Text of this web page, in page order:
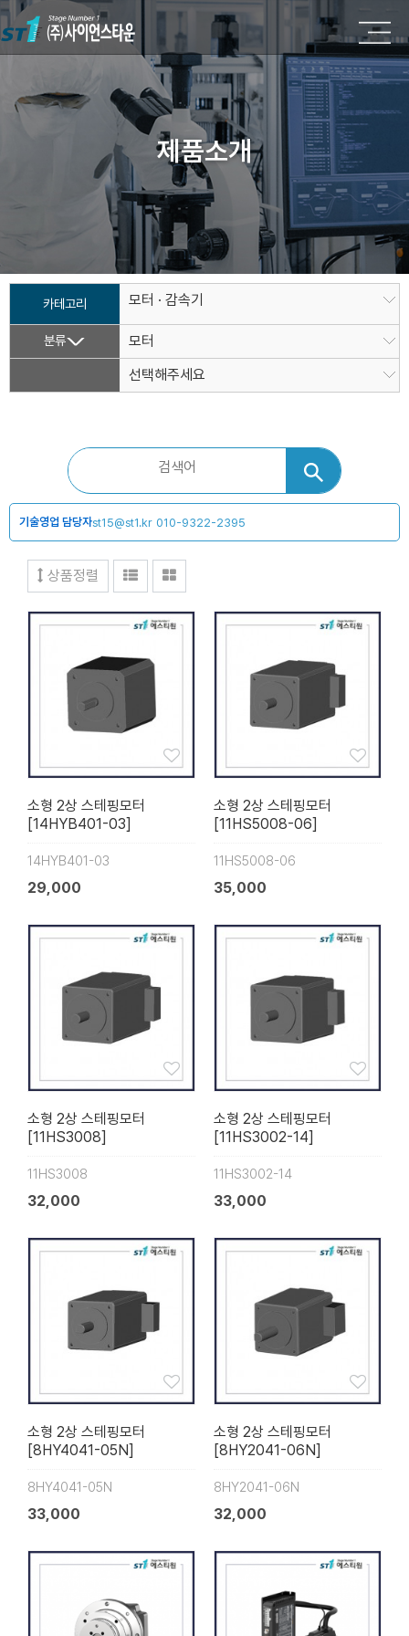
제품소개
카테고리 모터 · 감속기
분류
모터
선택해주세요
기술영업 담당자st15@st1.kr 010-9322-2395
상품정렬
소형 2상 스테핑모터
[14HYB401-03]
14HYB401-03
29,000
소형 2상 스테핑모터
[11HS5008-06]
11HS5008-06
35,000
소형 2상 스테핑모터
[11HS3008]
11HS3008
32,000
소형 2상 스테핑모터
[11HS3002-14]
11HS3002-14
33,000
소형 2상 스테핑모터
[8HY4041-05N]
8HY4041-05N
33,000
소형 2상 스테핑모터
[8HY2041-06N]
8HY2041-06N
32,000